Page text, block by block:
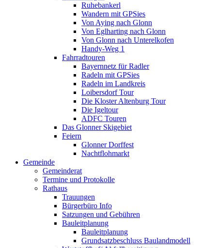
Ruhebankerl
Wandern mit GPSies
Von Aying nach Glonn
Von Eglharting nach Glonn
Von Glonn nach Unterelkofen
Handy-Weg 1
Fahrradtouren
Bayernnetz für Radler
Radeln mit GPSies
Radeln im Landkreis
Loibersdorf Tour
Die Kloster Altenburg Tour
Die Igeltour
ADFC Touren
Das Glonner Skigebiet
Feiern
Glonner Dorffest
Nachtflohmarkt
Gemeinde
Gemeinderat
Termine und Protokolle
Rathaus
Trauungen
Bürgerbüro Info
Satzungen und Gebühren
Bauleitplanung
Bauleitplanung
Grundsatzbeschluss Baulandmodell